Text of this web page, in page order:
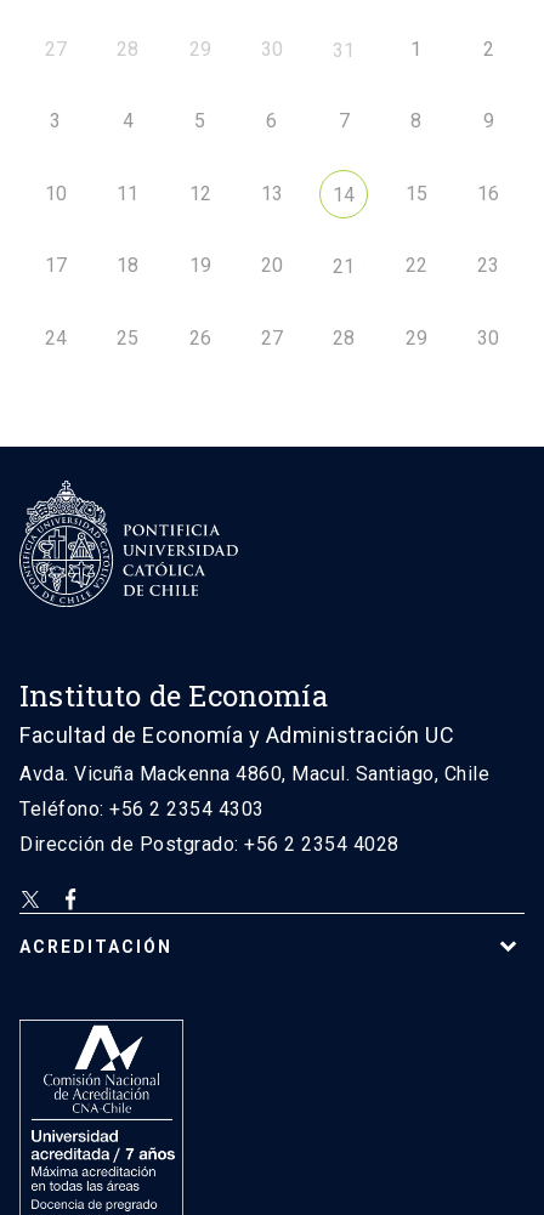
27 28 29 30 31 1 2
3 4 5 6 7 8 9
10 11 12 13 14 15 16
17 18 19 20 21 22 23
24 25 26 27 28 29 30
Instituto de Economía
Facultad de Economía y Administración UC
Avda. Vicuña Mackenna 4860, Macul. Santiago, Chile
Teléfono: +56 2 2354 4303
Dirección de Postgrado: +56 2 2354 4028
ACREDITACIÓN